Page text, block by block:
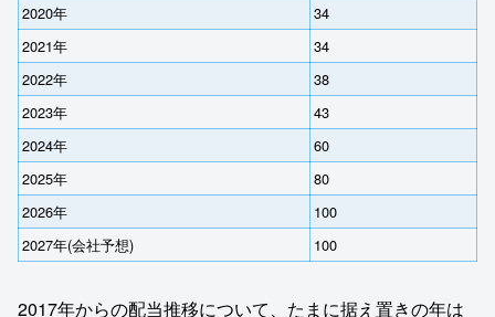
2020年
34
2021年
34
2022年
38
2023年
43
2024年
60
2025年
80
2026年
100
2027年(会社予想)
100
2017年からの配当推移について、たまに据え置きの年は